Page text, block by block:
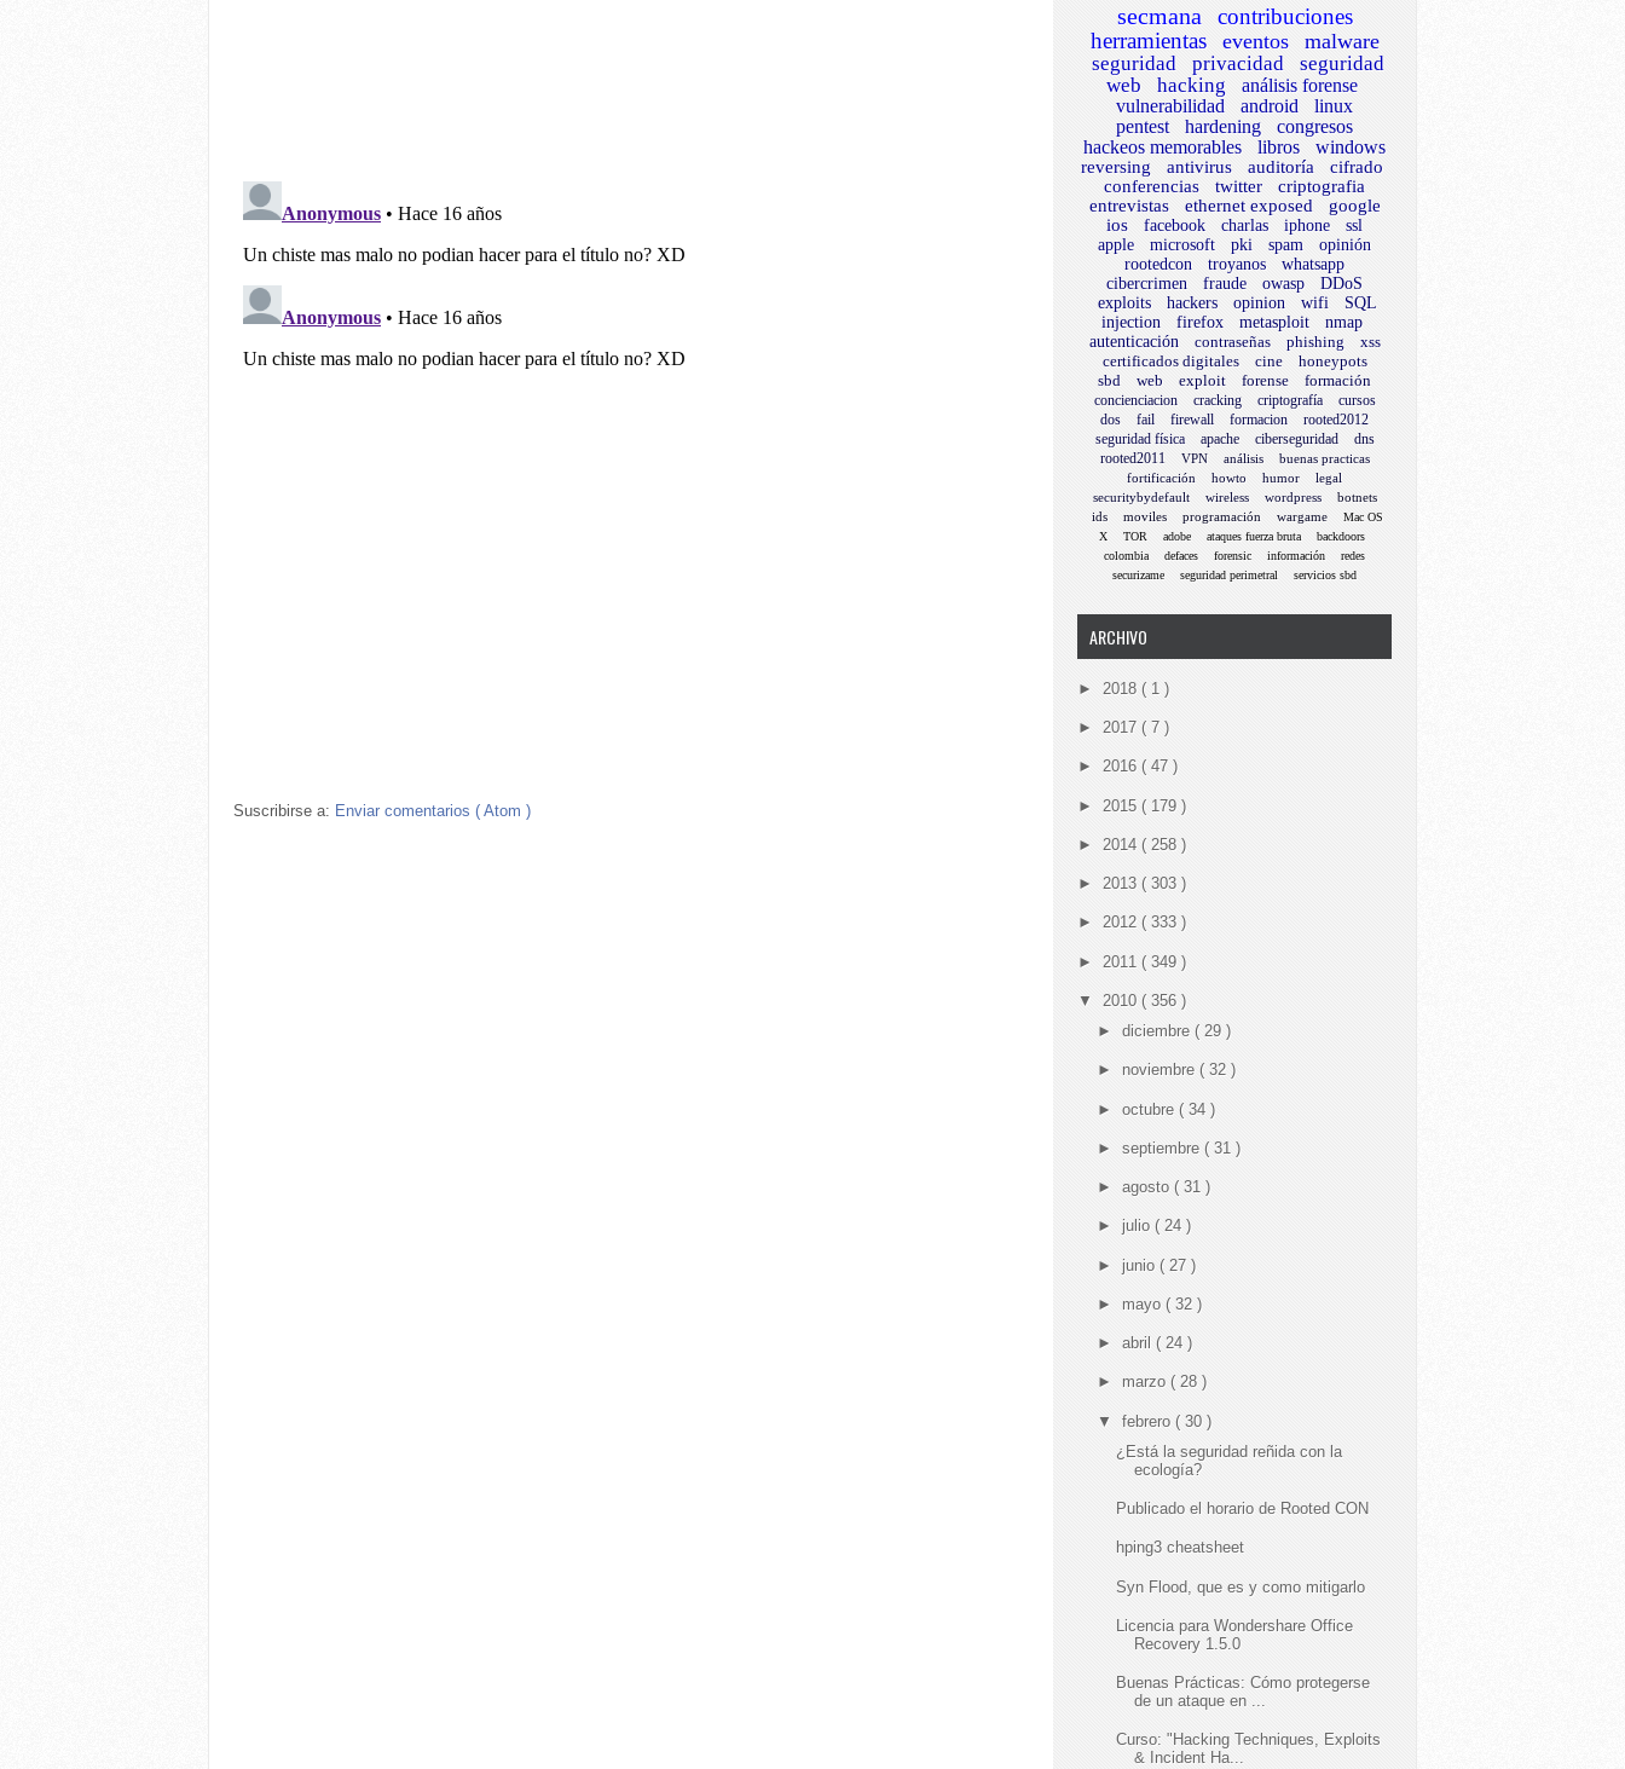
Suscribirse a: Enviar comentarios ( Atom )
secmana
contribuciones
herramientas
eventos malware
seguridad privacidad
seguridad
web
hacking
análisis forense
vulnerabilidad
android
linux
pentest
hardening
congresos
hackeos memorables
libros windows
reversing antivirus auditoría
cifrado
conferencias
twitter
criptografia
entrevistas
ethernet exposed
google
ios
facebook charlas iphone
ssl
apple
microsoft pki spam
opinión
rootedcon
troyanos
whatsapp
cibercrimen
fraude owasp
DDoS
exploits
hackers opinion wifi
SQL
injection
firefox metasploit
nmap
autenticación
contraseñas phishing
xss
certificados digitales
cine
honeypots
sbd
web exploit forense formación
concienciacion cracking criptografía
cursos
dos
fail firewall formacion
rooted2012
seguridad física
apache ciberseguridad
dns
rooted2011
VPN análisis
buenas practicas
fortificación
howto humor
legal
securitybydefault
wireless wordpress
botnets
ids
moviles programación wargame
Mac OS
X
TOR adobe ataques fuerza bruta
backdoors
colombia
defaces forensic información
redes
securizame
seguridad perimetral servicios sbd
ARCHIVO
► 2018 ( 1 )
► 2017 ( 7 )
► 2016 ( 47 )
► 2015 ( 179 )
► 2014 ( 258 )
► 2013 ( 303 )
► 2012 ( 333 )
► 2011 ( 349 )
▼ 2010 ( 356 )
► diciembre ( 29 )
► noviembre ( 32 )
► octubre ( 34 )
► septiembre ( 31 )
► agosto ( 31 )
► julio ( 24 )
► junio ( 27 )
► mayo ( 32 )
► abril ( 24 )
► marzo ( 28 )
▼ febrero ( 30 )
¿Está la seguridad reñida con la
ecología?
Publicado el horario de Rooted CON
hping3 cheatsheet
Syn Flood, que es y como mitigarlo
Licencia para Wondershare Office
Recovery 1.5.0
Buenas Prácticas: Cómo protegerse
de un ataque en ...
Curso: "Hacking Techniques, Exploits
& Incident Ha...